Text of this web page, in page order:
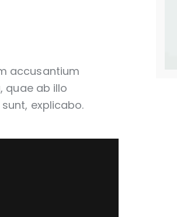
accusantium
quae ab illo
explicabo.